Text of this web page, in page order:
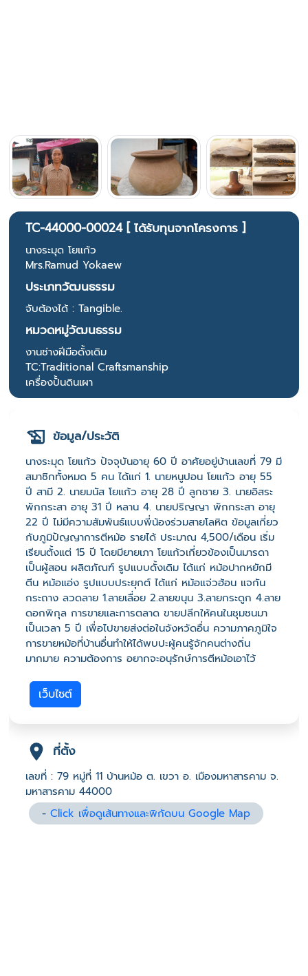
TC-44000-00024 [ ได้รับทุนจากโครงการ ]
นางระมุด โยแก้ว
Mrs.Ramud Yokaew
ประเภทวัฒนธรรม
จับต้องได้ : Tangible.
หมวดหมู่วัฒนธรรม
งานช่างฝีมือดั้งเดิม
TC:Traditional Craftsmanship
เครื่องปั้นดินเผา
ข้อมูล/ประวัติ
นางระมุด โยแก้ว ปัจจุบันอายุ 60 ปี อาศัยอยู่บ้านเลขที่ 79 มี
สมาชิกทั้งหมด 5 คน ได้แก่ 1. นายหนูปอน โยแก้ว อายุ 55
ปี สามี 2. นายมนัส โยแก้ว อายุ 28 ปี ลูกชาย 3. นายอิสระ
พักกระสา อายุ 31 ปี หลาน 4. นายปริญญา พักกระสา อายุ
22 ปี ไม่มีความสัมพันธ์แบบพี่น้องร่วมสายโลหิต ข้อมูลเกี่ยว
กับภูมิปัญญาการตีหม้อ รายได้ ประมาณ 4,500/เดือน เริ่ม
เรียนตั้งแต่ 15 ปี โดยมียายเภา โยแก้วเกี่ยวข้องเป็นมารดา
เป็นผู้สอน ผลิตภัณฑ์ รูปแบบดั้งเดิม ได้แก่ หม้อปากหยักมี
ตีน หม้อแอ่ง รูปแบบประยุกต์ ได้แก่ หม้อแจ่วฮ้อน แจกัน
กระถาง ลวดลาย 1.ลายเลื่อย 2.ลายขนุน 3.ลายกระดูก 4.ลาย
ดอกพิกุล การขายและการตลาด ขายปลีกให้คนในชุมชนมา
เป็นเวลา 5 ปี เพื่อไปขายส่งต่อในจังหวัดอื่น ความภาคภูมิใจ
การขายหม้อที่บ้านอื่นทำให้ได้พบปะผู้คนรู้จักคนต่างถิ่น
มากมาย ความต้องการ อยากจะอนุรักษ์การตีหม้อเอาไว้
เว็บไซต์
ที่ตั้ง
เลขที่ : 79 หมู่ที่ 11 บ้านหม้อ ต. เขวา อ. เมืองมหาสารคาม จ.
มหาสารคาม 44000
-Click เพื่อดูเส้นทางและพิกัดบน Google Map